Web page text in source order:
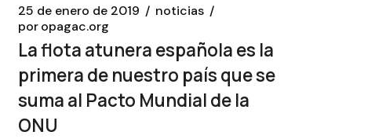
25 de enero de 2019
noticias
poropagac.org
La flota atunera española es la
primera de nuestro país que se
suma al Pacto Mundial de la
ONU